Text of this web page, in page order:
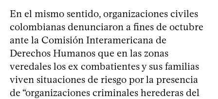
En el mismo sentido, organizaciones civiles
colombianas denunciaron a fines de octubre
ante la Comisión Interamericana de
Derechos Humanos que en las zonas
veredales los ex combatientes y sus familias
viven situaciones de riesgo por la presencia
de “organizaciones criminales herederas del